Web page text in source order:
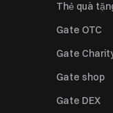
Thẻ quà
Gate OTC
Gate
Gate shop
Gate DEX